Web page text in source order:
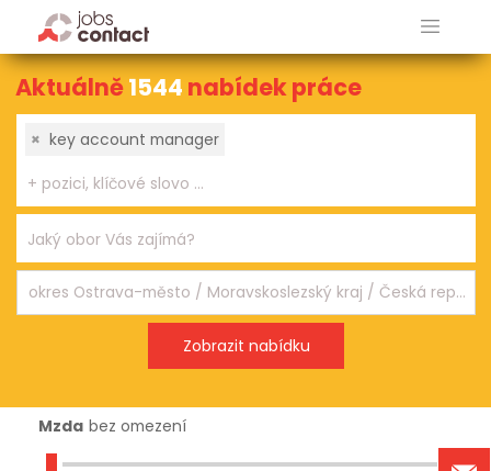
Aktuálně1544 nabídek práce
× key account manager
Mzda bez omezení